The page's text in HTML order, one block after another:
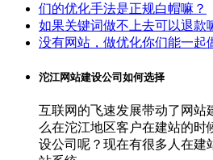
们的优化手法是正规白帽嘛？
如果关键词做不上去可以退款
没有网站，做优化你们能一起
沱江网站建设公司如何选择
互联网的飞速发展带动了网站
么在沱江地区客户在建站的时
设公司呢？现在有很多人在建